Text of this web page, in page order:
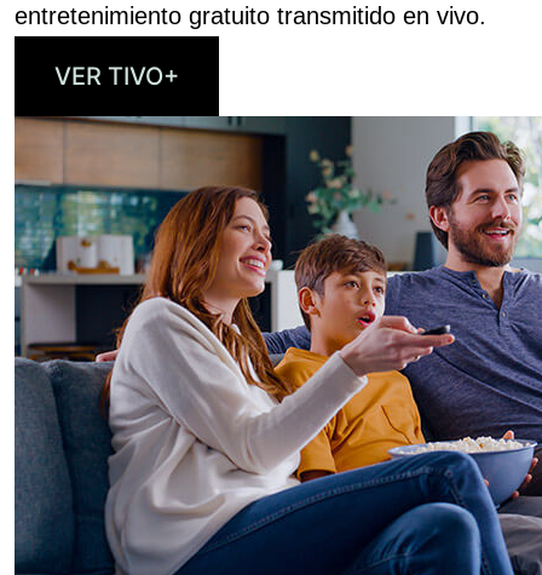
entretenimiento gratuito transmitido en vivo.
VER TIVO+